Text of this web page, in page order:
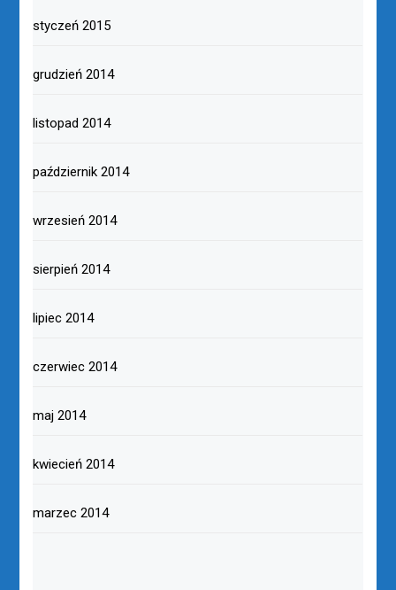
styczeń 2015
grudzień 2014
listopad 2014
październik 2014
wrzesień 2014
sierpień 2014
lipiec 2014
czerwiec 2014
maj 2014
kwiecień 2014
marzec 2014